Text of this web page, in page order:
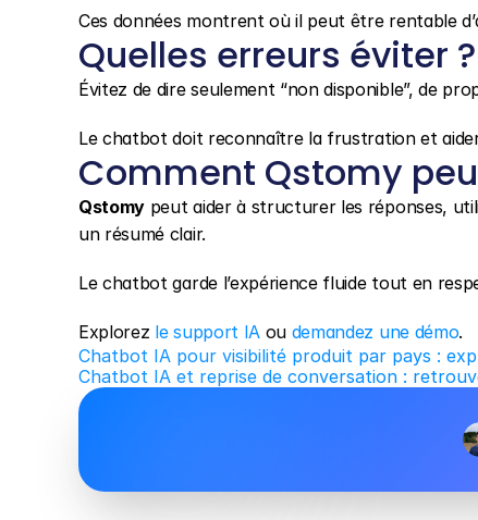
Ces données montrent où il peut être rentable
Quelles erreurs éviter ?
Évitez de dire seulement “non disponible”, de
Le chatbot doit reconnaître la frustration et
Comment Qstomy
Qstomy peut aider à structurer les réponses,
un résumé clair.
Le chatbot garde l’expérience fluide tout en
Explorez le support IA ou demandez une démo.
Chatbot IA pour visibilité produit par pays :
Chatbot IA et reprise de conversation :